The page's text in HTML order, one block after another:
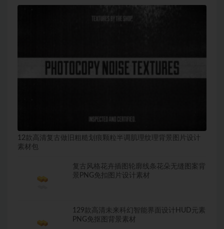
12款高清复古做旧粗糙划痕颗粒半调肌理纹理背景图片设计
素材包
复古风格花卉插图轮廓线条花朵无缝图案背
景PNG免扣图片设计素材
129款高清未来科幻智能界面设计HUD元素
PNG免抠图背景素材